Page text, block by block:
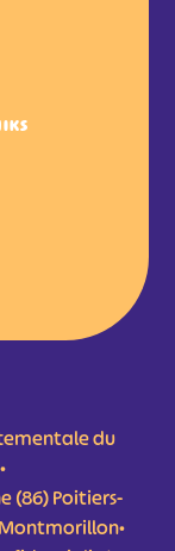
du
(86) Poitiers-